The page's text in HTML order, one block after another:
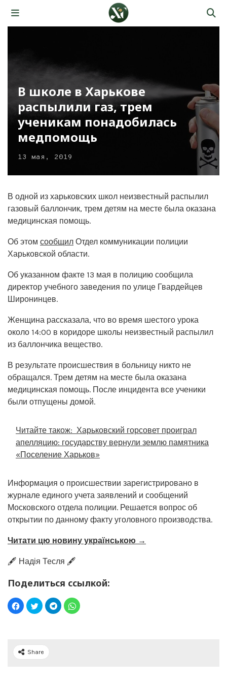
В школе в Харькове
распылили газ, трем
ученикам понадобилась
медпомощь
13 мая, 2019
В одной из харьковских школ неизвестный распылил
газовый баллончик, трем детям на месте была оказана
медицинская помощь.
Об этом сообщил Отдел коммуникации полиции
Харьковской области.
Об указанном факте 13 мая в полицию сообщила
директор учебного заведения по улице Гвардейцев
Широнинцев.
Женщина рассказала, что во время шестого урока
около 14:00 в коридоре школы неизвестный распылил
из баллончика вещество.
В результате происшествия в больницу никто не
обращался. Трем детям на месте была оказана
медицинская помощь. После инцидента все ученики
были отпущены домой.
Читайте також: Харьковский горсовет проиграл
апелляцию: государству вернули землю памятника
«Поселение Харьков»
Информация о происшествии зарегистрировано в
журнале единого учета заявлений и сообщений
Московского отдела полиции. Решается вопрос об
открытии по данному факту уголовного производства.
Читати цю новину українською →
🖋️ Надія Тесля 🖋️
Поделиться ссылкой:
Share